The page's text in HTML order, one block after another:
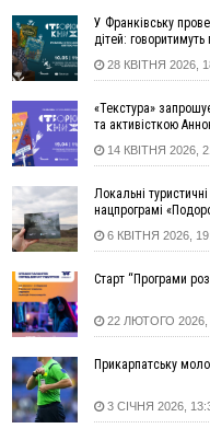
13:13
У четвер на
13:00
На Снятинщині
у полі невідому
12:29
У МОЗ змінили підхід
роботи стаціонарів
12:07
На межі Прикарпаття
11:44
У Франківську та
рекорди
пошкоджено
10:54
Верховний суд
ставками в Івано-
10:10
На Каскаді замість
дитмайданчиком
09:31
На Верховинщині під
жінка
У Франківську
дітей:
28 КВІТНЯ 2026,
«Текстура»
та активісткою
14 КВІТНЯ 2026,
Локальні
нацпрограмі
6 КВІТНЯ 2026,
Старт “Програми
22 ЛЮТОГО 2026,
Прикарпатську
3 СІЧНЯ 2026,